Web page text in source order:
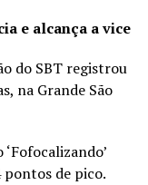
e alcança a vice
do SBT registrou
na Grande São
pontos de pico.